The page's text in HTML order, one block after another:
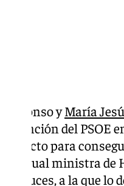
Alonso yMaría
del PSOE
acto para
la actual ministra
a la que